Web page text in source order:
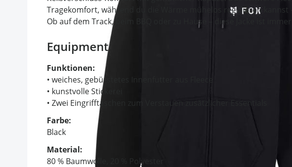
Tragekomfort, während du die Wärme mühelos regulieren kannst
Ob auf dem Track, beim BBQ oder zu Hause – diese Jacke ist
Equipment
Funktionen:
• weiches, gebürstetes Innenfutter aus Fleece
• kunstvolle Stickerei
• Zwei Eingrifftaschen zum Verstauen zusätzlicher Essentials
Farbe:
Black
Material:
80 % Baumwolle, 20 % Polyester